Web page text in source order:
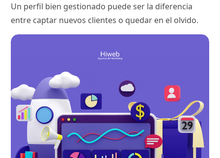
Un perfil bien gestionado puede ser la diferencia
entre captar nuevos clientes o quedar en el olvido.